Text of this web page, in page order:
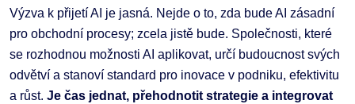
Výzva k přijetí AI je jasná. Nejde o to, zda bude AI zásadní
pro obchodní procesy; zcela jistě bude. Společnosti, které
se rozhodnou možnosti AI aplikovat, určí budoucnost svých
odvětví a stanoví standard pro inovace v podniku, efektivitu
a růst. Je čas jednat, přehodnotit strategie a integrovat